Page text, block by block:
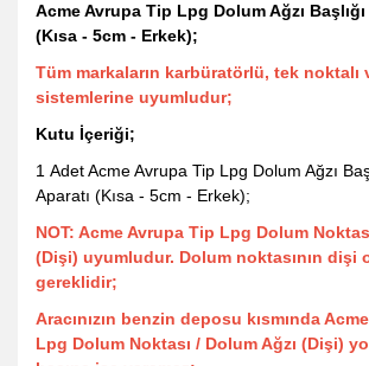
Acme Avrupa Tip Lpg Dolum Ağzı
(Kısa - 5cm - Erkek);
Tüm markaların karbüratörlü, tek noktalı
sistemlerine uyumludur;
Kutu İçeriği;
1 Adet Acme Avrupa Tip Lpg Dolum Ağzı
Aparatı (Kısa - 5cm - Erkek);
NOT: Acme Avrupa Tip Lpg Dolum
(Dişi) uyumludur. Dolum noktasının dişi
gereklidir;
Aracınızın benzin deposu kısmında
Lpg Dolum Noktası / Dolum Ağzı (Dişi)